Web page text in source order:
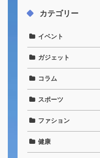
カテゴリー
イベント
ガジェット
コラム
スポーツ
ファション
健康